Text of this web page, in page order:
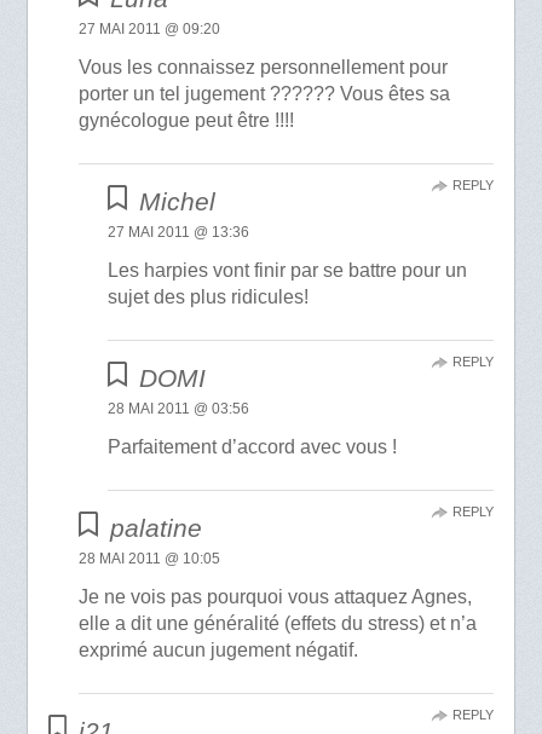
27 MAI 2011 @ 09:20
Vous les connaissez personnellement pour
porter un tel jugement ?????? Vous êtes sa
gynécologue peut être !!!!
Michel
27 MAI 2011 @ 13:36
Les harpies vont finir par se battre pour un
sujet des plus ridicules!
REPLY
DOMI
28 MAI 2011 @ 03:56
Parfaitement d’accord avec vous !
REPLY
palatine
28 MAI 2011 @ 10:05
Je ne vois pas pourquoi vous attaquez Agnes,
elle a dit une généralité (effets du stress) et n’a
exprimé aucun jugement négatif.
REPLY
REPLY